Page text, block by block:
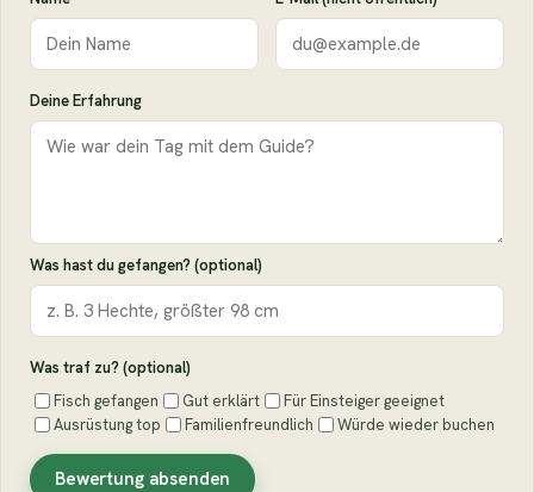
Deine Erfahrung
Was hast du gefangen? (optional)
Was traf zu? (optional)
Fisch gefangen
Gut erklärt
Für Einsteiger geeignet
Ausrüstung top
Familienfreundlich Würde wieder buchen
Bewertung absenden